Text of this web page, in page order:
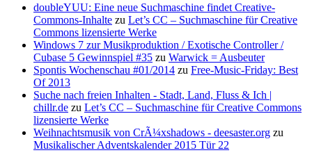
doubleYUU: Eine neue Suchmaschine findet Creative-
Commons-Inhalte zu Let’s CC – Suchmaschine für Creative
Commons lizensierte Werke
Windows 7 zur Musikproduktion / Exotische Controller /
Cubase 5 Gewinnspiel #35 zu Warwick = Ausbeuter
Spontis Wochenschau #01/2014 zu Free-Music-Friday: Best
Of 2013
Suche nach freien Inhalten - Stadt, Land, Fluss & Ich |
chillr.de zu Let’s CC – Suchmaschine für Creative Commons
lizensierte Werke
Weihnachtsmusik von CrÃ¼xshadows - deesaster.org zu
Musikalischer Adventskalender 2015 Tür 22